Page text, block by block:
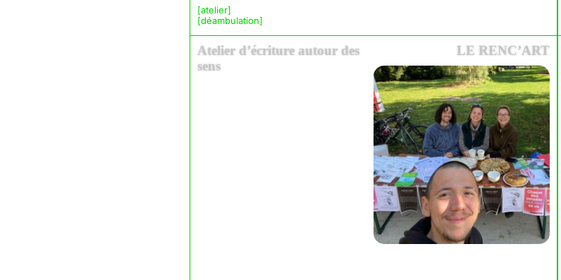
[atelier]
[déambulation]
Atelier d’écriture autour des
sens
LE RENC’ART